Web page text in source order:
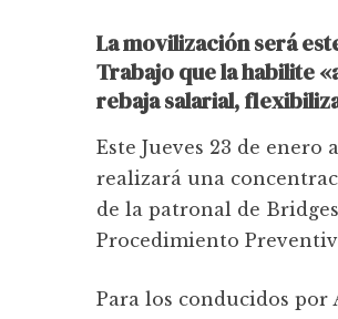
La movilización será
Trabajo que la habilite
rebaja salarial,
Este Jueves 23 de
realizará una
de la patronal de
Procedimiento
Para los conducidos